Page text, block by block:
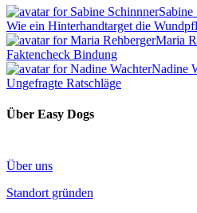
Sabine
Wie ein Hinterhandtarget die
Maria
Faktencheck Bindung
Nadine
Ungefragte Ratschläge
Über Easy Dogs
Über uns
Standort gründen